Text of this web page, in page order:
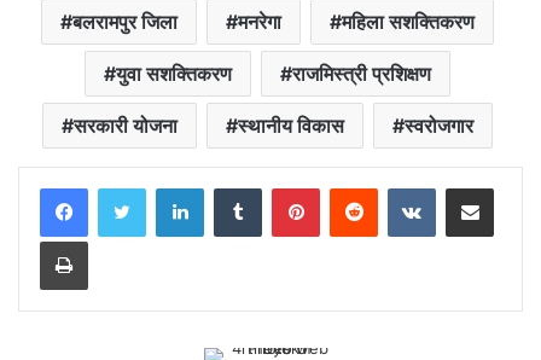
बलरामपुर जिला मनरेगा महिला सशक्तिकरण
युवा सशक्तिकरण राजमिस्त्री प्रशिक्षण
सरकारी योजना स्थानीय विकास स्वरोजगार
LinkedInTumblr PinterestReddit VKontakteShare via Email
Print